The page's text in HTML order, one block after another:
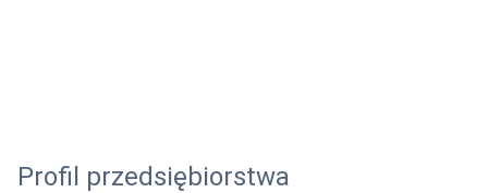
Profil przedsiębiorstwa